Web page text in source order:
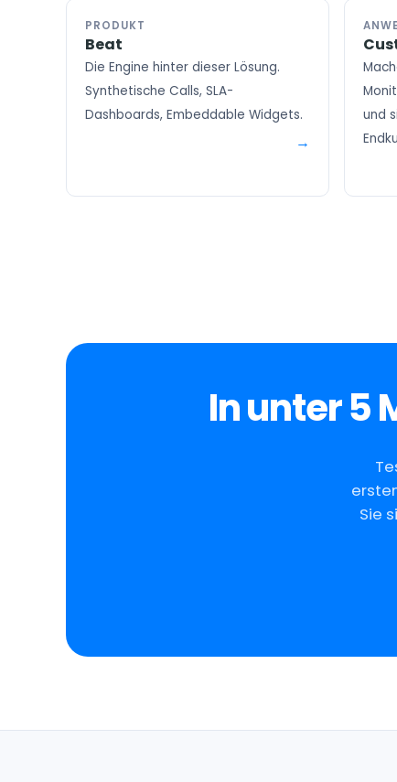
PRODUKT
Beat
Die Engine hinter dieser Lösung.
Synthetische Calls, SLA-
Dashboards, Embeddable Widgets.
und
In unter 5
Sie